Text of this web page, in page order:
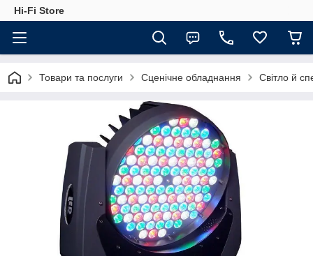
Hi-Fi Store
Товари та послуги Сценічне обладнання Світло й